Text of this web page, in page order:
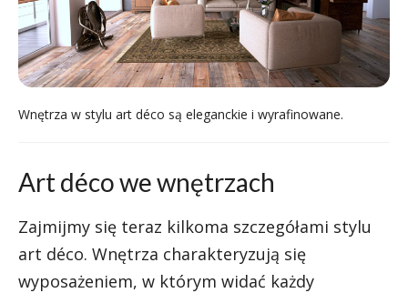
Wnętrza w stylu art déco są eleganckie i wyrafinowane.
Art déco we wnętrzach
Zajmijmy się teraz kilkoma szczegółami stylu
art déco. Wnętrza charakteryzują się
wyposażeniem, w którym widać każdy